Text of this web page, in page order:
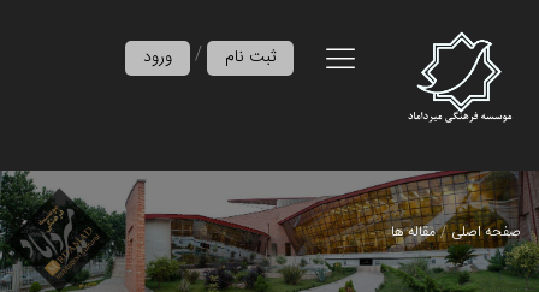
ورود / ثبت نام
صفحه اصلی مقاله ها